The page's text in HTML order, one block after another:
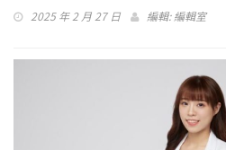
2025 年 2 月 27 日 編輯:編輯室